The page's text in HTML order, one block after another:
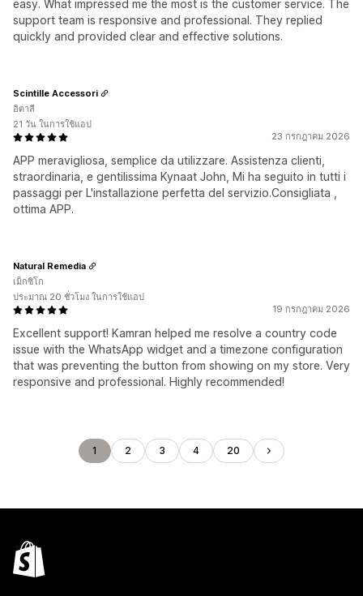
easy. What impressed me the most is the customer service. The
support team is responsive and professional. They replied
quickly and provided clear and effective solutions.
23 กรกฎาคม 2026
APP meravigliosa, semplice da utilizzare. Assistenza clienti,
straordinaria, e gentilissima Kynaat John, Mi ha seguito in tutti i
passaggi per L'installazione perfetta del servizio.Consigliata ,
ottima APP.
Scintille Accessori
อิตาลี
21 วัน ในการใช้แอป
19 กรกฎาคม 2026
Excellent support! Kamran helped me resolve a country code
issue with the WhatsApp widget and a timezone configuration
that was preventing the button from showing on my store. Very
responsive and professional. Highly recommended!
Natural Remedia
เม็กซิโก
ประมาณ 20 ชั่วโมง ในการใช้แอป
1 2 3 4 20